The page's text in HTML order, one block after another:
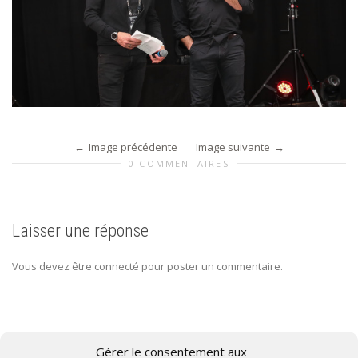
Gérer le consentement aux
Image précédente Image suivante
0 COMMENTAIRES
Laisser une réponse
Vous devez être connecté pour poster un commentaire.